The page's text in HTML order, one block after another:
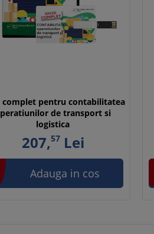
complet pentru contabilitatea
de transport si
logistica
207,57Lei
Adauga in cos